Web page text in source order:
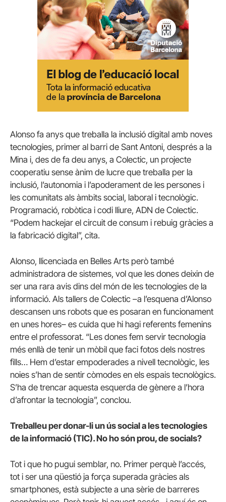
Alonso fa anys que treballa la inclusió digital amb noves
tecnologies, primer al barri de Sant Antoni, després a la
Mina i, des de fa deu anys, a Colectic, un projecte
cooperatiu sense ànim de lucre que treballa per la
inclusió, l’autonomia i l’apoderament de les persones i
les comunitats als àmbits social, laboral i tecnològic.
Programació, robòtica i codi lliure, ADN de Colectic.
“Podem hackejar el circuit de consum i rebuig gràcies a
la fabricació digital”, cita.
Alonso, llicenciada en Belles Arts però també
administradora de sistemes, vol que les dones deixin de
ser una rara avis dins del món de les tecnologies de la
informació. Als tallers de Colectic –a l’esquena d’Alonso
descansen uns robots que es posaran en funcionament
en unes hores– es cuida que hi hagi referents femenins
entre el professorat. “Les dones fem servir tecnologia
més enllà de tenir un mòbil que faci fotos dels nostres
fills… Hem d’estar empoderades a nivell tecnològic, les
noies s’han de sentir còmodes en els espais tecnològics.
S’ha de trencar aquesta esquerda de gènere a l’hora
d’afrontar la tecnologia”, conclou.
Treballeu per donar-li un ús social a les tecnologies
de la informació (TIC). No ho són prou, de socials?
Tot i que ho pugui semblar, no. Primer perquè l’accés,
tot i ser una qüestió ja força superada gràcies als
smartphones, està subjecte a una sèrie de barreres